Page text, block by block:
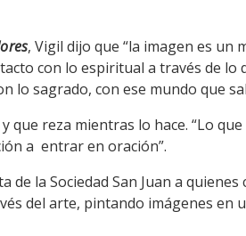
, Vigil dijo que “la imagen es un
con lo espiritual a través de lo
lo sagrado, con ese mundo que
que reza mientras lo hace. “Lo
a entrar en oración”.
de la Sociedad San Juan a
del arte, pintando imágenes en